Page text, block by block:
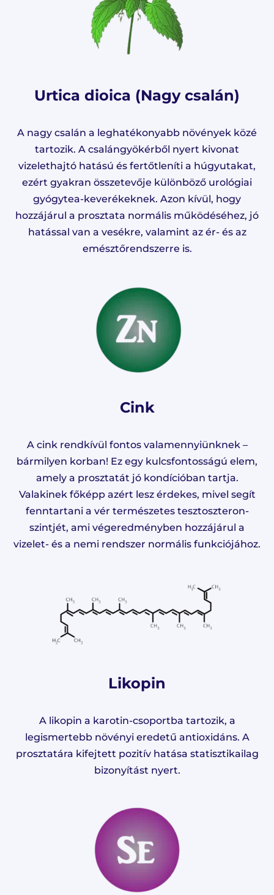
Urtica dioica (Nagy csalán)
A nagy csalán a leghatékonyabb növények közé
tartozik. A csalángyökérből nyert kivonat
vizelethajtó hatású és fertőtleníti a húgyutakat,
ezért gyakran összetevője különböző urológiai
gyógytea-keverékeknek. Azon kívül, hogy
hozzájárul a prosztata normális működéséhez, jó
hatással van a vesékre, valamint az ér- és az
emésztőrendszerre is.
Cink
A cink rendkívül fontos valamennyiünknek –
bármilyen korban! Ez egy kulcsfontosságú elem,
amely a prosztatát jó kondícióban tartja.
Valakinek főképp azért lesz érdekes, mivel segít
fenntartani a vér természetes tesztoszteron-
szintjét, ami végeredményben hozzájárul a
vizelet- és a nemi rendszer normális funkciójához.
Likopin
A likopin a karotin-csoportba tartozik, a
legismertebb növényi eredetű antioxidáns. A
prosztatára kifejtett pozitív hatása statisztikailag
bizonyítást nyert.